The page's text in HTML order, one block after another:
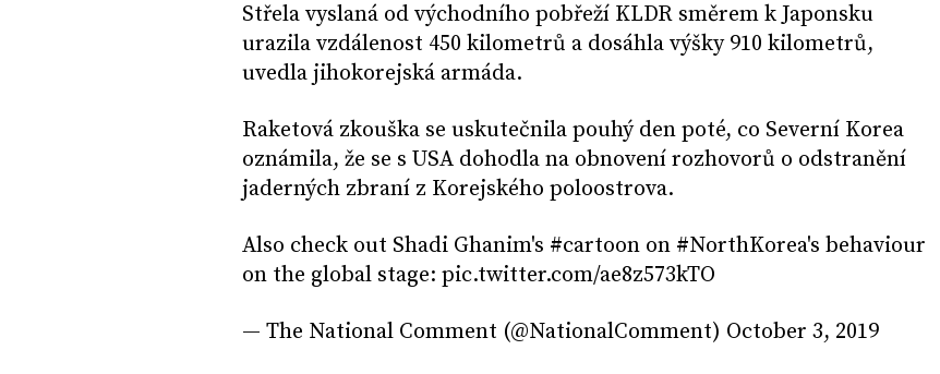
Střela vyslaná od východního pobřeží KLDR směrem k Japonsku
urazila vzdálenost 450 kilometrů a dosáhla výšky 910 kilometrů,
uvedla jihokorejská armáda.
Raketová zkouška se uskutečnila pouhý den poté, co Severní Korea
oznámila, že se s USA dohodla na obnovení rozhovorů o odstranění
jaderných zbraní z Korejského poloostrova.
Also check out Shadi Ghanim's #cartoon on #NorthKorea's behaviour
on the global stage: pic.twitter.com/ae8z573kTO
— The National Comment (@NationalComment) October 3, 2019